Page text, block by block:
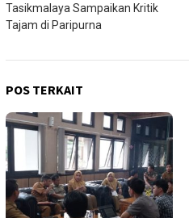
Tasikmalaya Sampaikan Kritik
Tajam di Paripurna
POS TERKAIT